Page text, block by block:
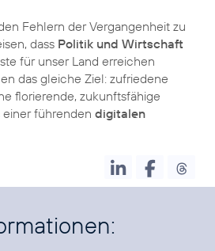
Fehlern der Vergangenheit zu
dass Politik und Wirtschaft
für unser Land erreichen
das gleiche Ziel: zufriedene
florierende, zukunftsfähige
einer führenden digitalen